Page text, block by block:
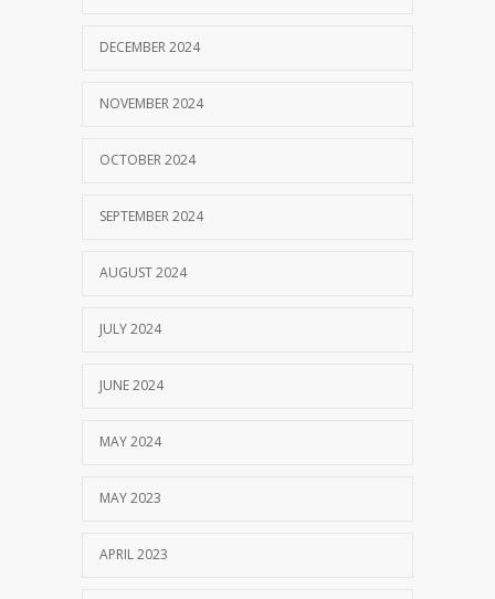
DECEMBER 2024
NOVEMBER 2024
OCTOBER 2024
SEPTEMBER 2024
AUGUST 2024
JULY 2024
JUNE 2024
MAY 2024
MAY 2023
APRIL 2023